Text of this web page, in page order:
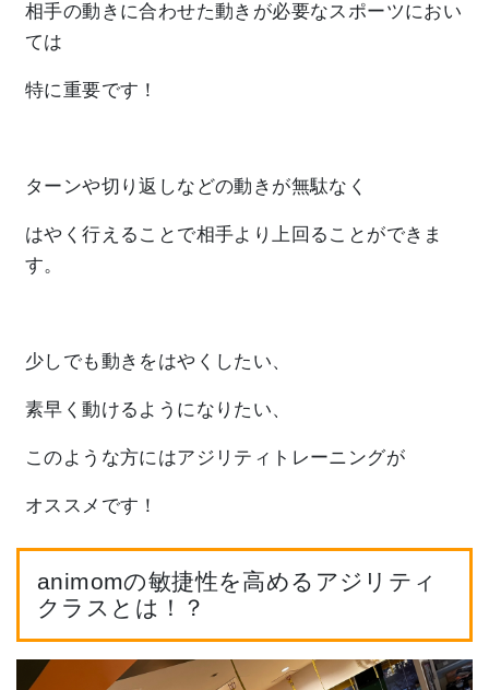
相手の動きに合わせた動きが必要なスポーツにおい
ては
特に重要です！
ターンや切り返しなどの動きが無駄なく
はやく行えることで相手より上回ることができま
す。
少しでも動きをはやくしたい、
素早く動けるようになりたい、
このような方にはアジリティトレーニングが
オススメです！
animomの敏捷性を高めるアジリティ
クラスとは！？